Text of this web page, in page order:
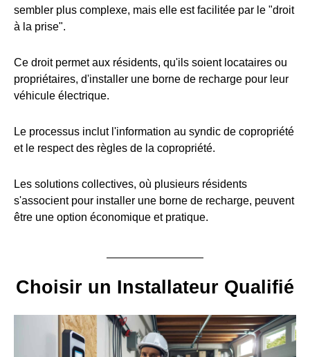
sembler plus complexe, mais elle est facilitée par le "droit
à la prise".
Ce droit permet aux résidents, qu'ils soient locataires ou
propriétaires, d'installer une borne de recharge pour leur
véhicule électrique.
Le processus inclut l'information au syndic de copropriété
et le respect des règles de la copropriété.
Les solutions collectives, où plusieurs résidents
s'associent pour installer une borne de recharge, peuvent
être une option économique et pratique.
Choisir un Installateur Qualifié